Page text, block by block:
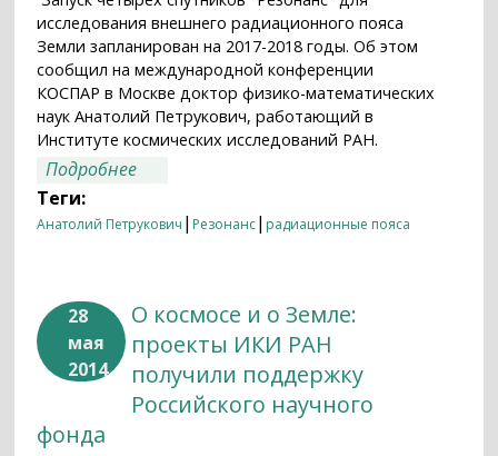
исследования внешнего радиационного пояса
Земли запланирован на 2017-2018 годы. Об этом
сообщил на международной конференции
КОСПАР в Москве доктор физико-математических
наук Анатолий Петрукович, работающий в
Институте космических исследований РАН.
Подробнее
радиационного пояса Земли
Теги:
Анатолий Петрукович | Резонанс| радиационные пояса
28
мая
2014
О космосе и о Земле:
проекты ИКИ РАН
получили поддержку
Российского научного
фонда